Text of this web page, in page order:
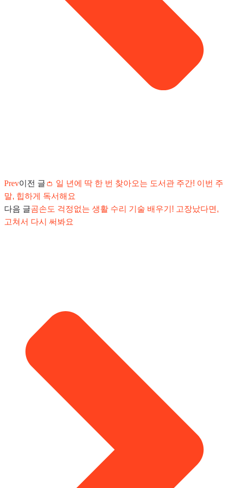
Prev이전 글 👛 일 년에 딱 한 번 찾아오는 도서관 주간! 이번 주
말, 힙하게 독서해요
다음 글곰손도 걱정없는 생활 수리 기술 배우기! 고장났다면,
고쳐서 다시 써봐요